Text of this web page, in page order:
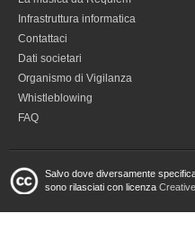
Infrastruttura informatica
Contattaci
Dati societari
Organismo di Vigilanza
Whistleblowing
FAQ
Salvo dove diversamente
sono rilasciati con licenza